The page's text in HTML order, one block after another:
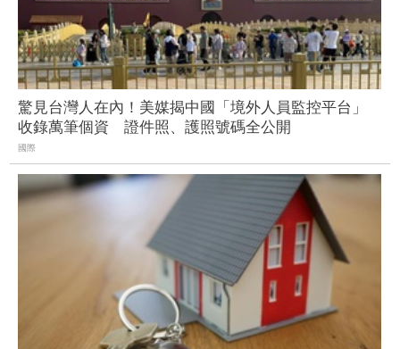
驚見台灣人在內！美媒揭中國「境外人員監控平台」
收錄萬筆個資 證件照、護照號碼全公開
國際